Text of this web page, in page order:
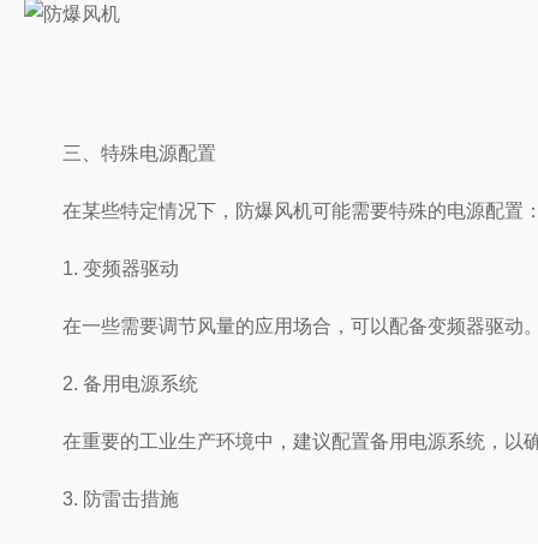
三、特殊电源配置
在某些特定情况下，防爆风机可能需要特殊的电源配置
1. 变频器驱动
在一些需要调节风量的应用场合，可以配备变频器驱动。
2. 备用电源系统
在重要的工业生产环境中，建议配置备用电源系统，以
3. 防雷击措施